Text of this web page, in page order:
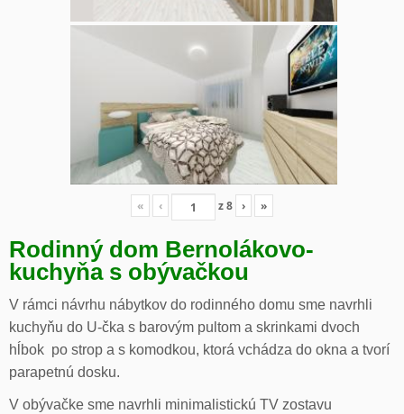
« ‹ z8 › »
Rodinný dom Bernolákovo-
kuchyňa s obývačkou
V rámci návrhu nábytkov do rodinného domu sme navrhli
kuchyňu do U-čka s barovým pultom a skrinkami dvoch
hĺbok po strop a s komodkou, ktorá vchádza do okna a tvorí
parapetnú dosku.
V obývačke sme navrhli minimalistickú TV zostavu